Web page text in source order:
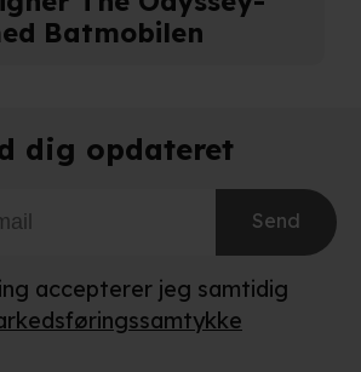
Batmobilen
dig opdateret
Send
accepterer jeg samtidig